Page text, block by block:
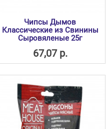
Чипсы Дымов
Классические из Свинины
Сыровяленые 25г
67,07 р.